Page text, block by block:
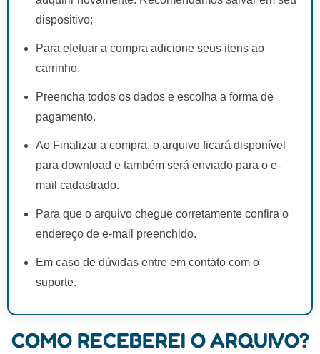
dispositivo;
Para efetuar a compra adicione seus itens ao
carrinho.
Preencha todos os dados e escolha a forma de
pagamento.
Ao Finalizar a compra, o arquivo ficará disponível
para download e também será enviado para o e-
mail cadastrado.
Para que o arquivo chegue corretamente confira o
endereço de e-mail preenchido.
Em caso de dúvidas entre em contato com o
suporte.
COMO RECEBEREI O ARQUIVO?